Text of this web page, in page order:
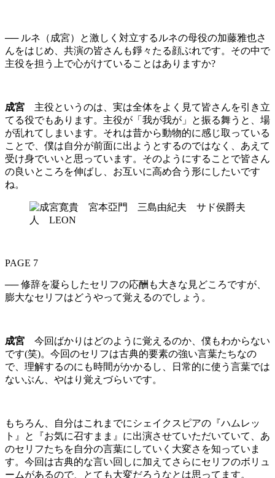
── ルネ（成宮）と激しく対立するルネの母役の加藤雅也さ
んをはじめ、共演の皆さんも錚々たる顔ぶれです。その中で
主役を担う上で心がけていることはありますか?
成宮 主役というのは、実は全体をよく見て皆さんを引き立
てる役でもあります。主役が「我が我が」と振る舞うと、場
が乱れてしまいます。それは昔から動物的に感じ取っている
ことで、僕は自分が前面に出ようとするのではなく、あえて
受け身でいいと思っています。そのようにすることで皆さん
の良いところを伸ばし、お互いに高め合う形にしたいです
ね。
PAGE 7
── 修辞を凝らしたセリフの応酬も大きな見どころですが、
膨大なセリフはどうやって覚えるのでしょう。
成宮 今回ばかりはどのように覚えるのか、僕もわからない
です(笑)。今回のセリフは古典的要素の強い言葉たちなの
で、理解するのにも時間がかかるし、日常的に使う言葉では
ないぶん、やはり覚えづらいです。
もちろん、自分はこれまでにシェイクスピアの『ハムレッ
ト』と『お気に召すまま』に出演させていただいていて、あ
のセリフたちを自分の言葉にしていく大変さを知っていま
す。今回は古典的な言い回しに加えてさらにセリフのボリュ
ームがあるので、とても大変だろうなとは思ってます。